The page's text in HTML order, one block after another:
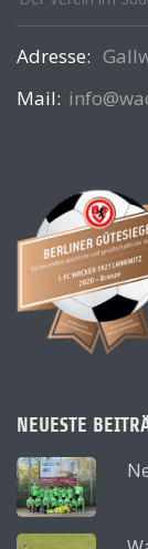
Adresse:
Mail:
NEUESTE